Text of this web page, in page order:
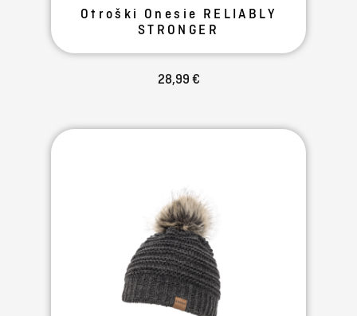
Otroški Onesie RELIABLY
STRONGER
28,99 €